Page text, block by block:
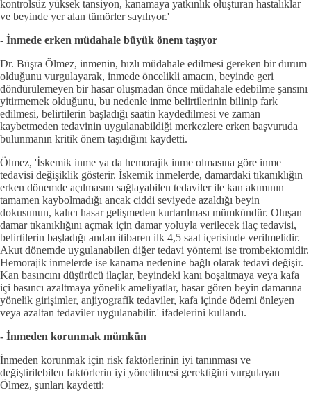
kontrolsüz yüksek tansiyon, kanamaya yatkınlık oluşturan hastalıklar
ve beyinde yer alan tümörler sayılıyor.'
- İnmede erken müdahale büyük önem taşıyor
Dr. Büşra Ölmez, inmenin, hızlı müdahale edilmesi gereken bir durum
olduğunu vurgulayarak, inmede öncelikli amacın, beyinde geri
döndürülemeyen bir hasar oluşmadan önce müdahale edebilme şansını
yitirmemek olduğunu, bu nedenle inme belirtilerinin bilinip fark
edilmesi, belirtilerin başladığı saatin kaydedilmesi ve zaman
kaybetmeden tedavinin uygulanabildiği merkezlere erken başvuruda
bulunmanın kritik önem taşıdığını kaydetti.
Ölmez, 'İskemik inme ya da hemorajik inme olmasına göre inme
tedavisi değişiklik gösterir. İskemik inmelerde, damardaki tıkanıklığın
erken dönemde açılmasını sağlayabilen tedaviler ile kan akımının
tamamen kaybolmadığı ancak ciddi seviyede azaldığı beyin
dokusunun, kalıcı hasar gelişmeden kurtarılması mümkündür. Oluşan
damar tıkanıklığını açmak için damar yoluyla verilecek ilaç tedavisi,
belirtilerin başladığı andan itibaren ilk 4,5 saat içerisinde verilmelidir.
Akut dönemde uygulanabilen diğer tedavi yöntemi ise trombektomidir.
Hemorajik inmelerde ise kanama nedenine bağlı olarak tedavi değişir.
Kan basıncını düşürücü ilaçlar, beyindeki kanı boşaltmaya veya kafa
içi basıncı azaltmaya yönelik ameliyatlar, hasar gören beyin damarına
yönelik girişimler, anjiyografik tedaviler, kafa içinde ödemi önleyen
veya azaltan tedaviler uygulanabilir.' ifadelerini kullandı.
- İnmeden korunmak mümkün
İnmeden korunmak için risk faktörlerinin iyi tanınması ve
değiştirilebilen faktörlerin iyi yönetilmesi gerektiğini vurgulayan
Ölmez, şunları kaydetti: